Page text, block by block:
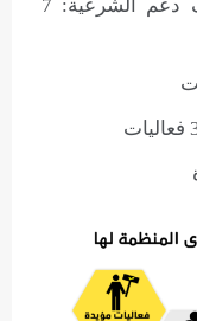
الإخوان المسلمين وتحالف دعم الشرعية: 7